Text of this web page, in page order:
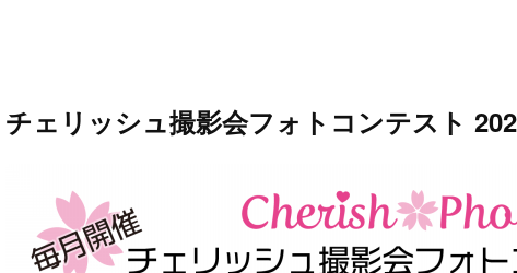
チェリッシュ撮影会フォトコンテスト